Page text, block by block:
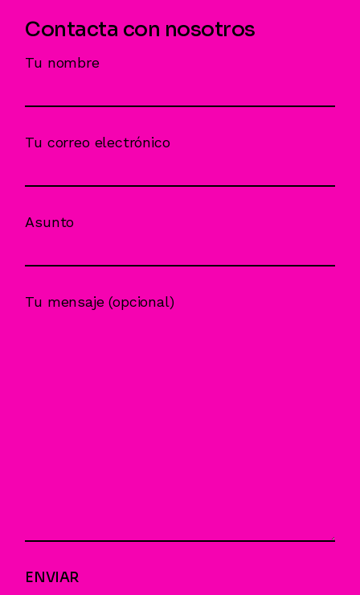
Contacta con nosotros
Tu nombre
Tu correo electrónico
Asunto
Tu mensaje (opcional)
ENVIAR